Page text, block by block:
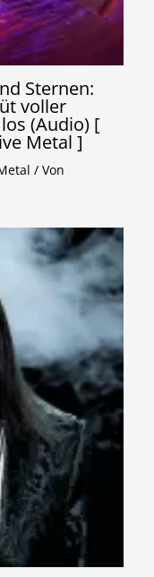
Sternen:
voller
(Audio) [
Metal ]
/ Von